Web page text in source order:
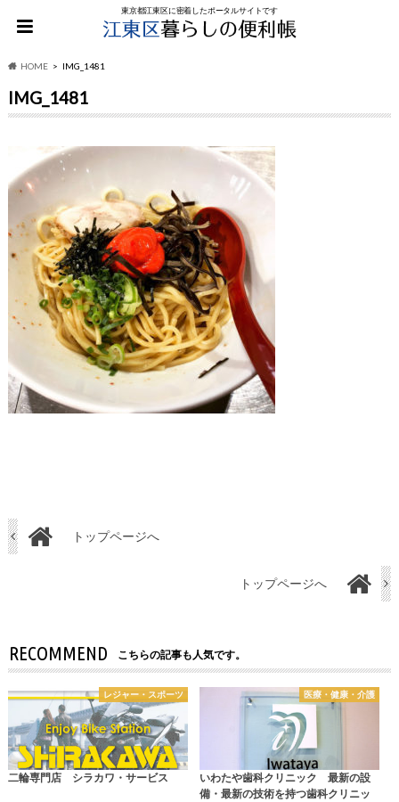
東京都江東区に密着したポータルサイトです
HOME IMG_1481
IMG_1481
トップページへ
トップページへ
RECOMMEND こちらの記事も人気です。
レジャー・スポーツ
二輪専門店 シラカワ・サービス
医療・健康・介護
いわたや歯科クリニック 最新の設
備・最新の技術を持つ歯科クリニッ